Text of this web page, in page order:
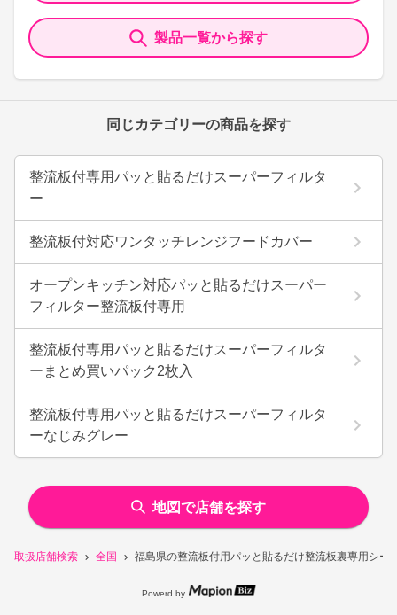
取扱店舗検索 全国 福島県の整流板付用パッと貼るだけ整流板裏専用シー
製品一覧から探す
同じカテゴリーの商品を探す
整流板付専用パッと貼るだけスーパーフィルタ
ー
整流板付対応ワンタッチレンジフードカバー
オープンキッチン対応パッと貼るだけスーパー
フィルター整流板付専用
整流板付専用パッと貼るだけスーパーフィルタ
ーまとめ買いパック2枚入
整流板付専用パッと貼るだけスーパーフィルタ
ーなじみグレー
地図で店舗を探す
Powerd by